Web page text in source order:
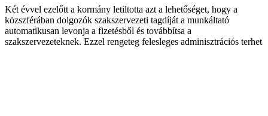
Két évvel ezelőtt a kormány letiltotta azt a lehetőséget, hogy a
közszférában dolgozók szakszervezeti tagdíját a munkáltató
automatikusan levonja a fizetésből és továbbítsa a
szakszervezeteknek. Ezzel rengeteg felesleges adminisztrációs terhet